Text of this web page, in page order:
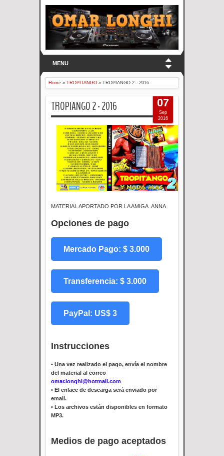
MENU
Home » TROPITANGO » TROPIANGO 2 - 2016
TROPIANGO 2 - 2016
MATERIAL APORTADO POR LA AMIGA ANNA
Opciones de pago
Mercado Pago: $ 3.000
Transferencia: $ 3.000
PayPal: US$ 3
Instrucciones
• Una vez realizado el pago, envía el nombre
del material al correo
omar.longhi@hotmail.com
• El enlace de descarga será enviado por
email.
• Los archivos están disponibles en formato
MP3.
Medios de pago aceptados
07
Sep
2016